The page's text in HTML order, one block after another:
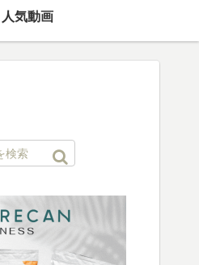
人気動画